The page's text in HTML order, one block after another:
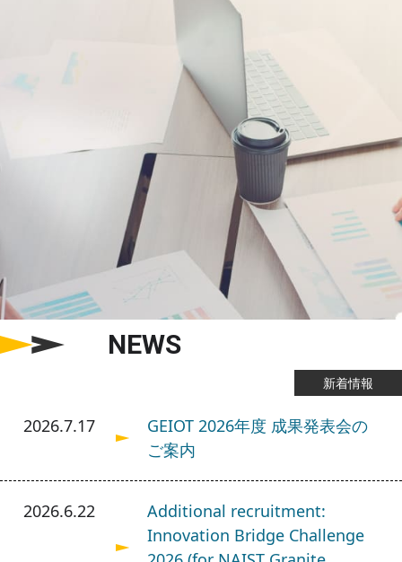
NEWS
新着情報
2026.7.17
GEIOT 2026年度 成果発表会の
ご案内
2026.6.22
Additional recruitment:
Innovation Bridge Challenge